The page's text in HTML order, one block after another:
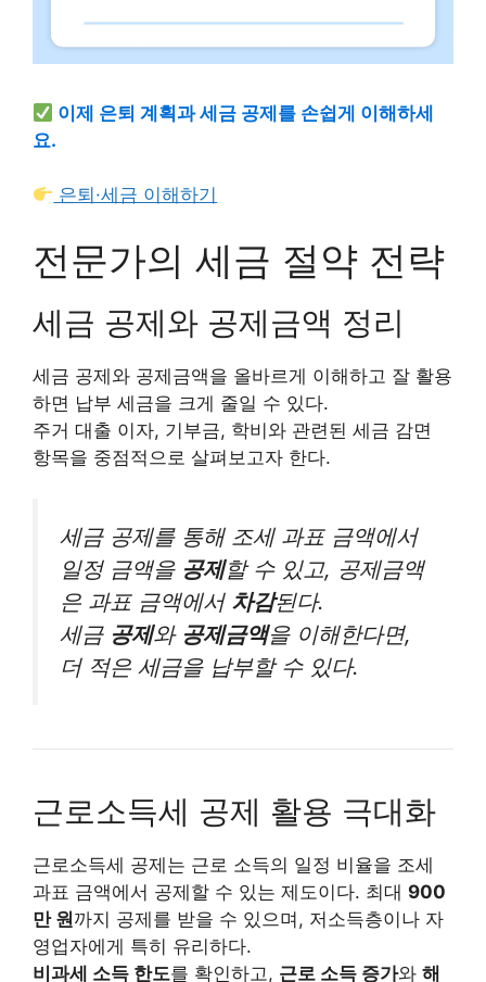
이제 은퇴 계획과 세금 공제를 손쉽게 이해하세
요.
은퇴·세금 이해하기
전문가의 세금 절약 전략
세금 공제와 공제금액 정리
세금 공제와 공제금액을 올바르게 이해하고 잘 활용
하면 납부 세금을 크게 줄일 수 있다.
주거 대출 이자, 기부금, 학비와 관련된 세금 감면
항목을 중점적으로 살펴보고자 한다.
세금 공제를 통해 조세 과표 금액에서
일정 금액을 공제할 수 있고, 공제금액
은 과표 금액에서 차감된다.
세금 공제와 공제금액을 이해한다면,
더 적은 세금을 납부할 수 있다.
근로소득세 공제 활용 극대화
근로소득세 공제는 근로 소득의 일정 비율을 조세
과표 금액에서 공제할 수 있는 제도이다. 최대 900
만 원까지 공제를 받을 수 있으며, 저소득층이나 자
영업자에게 특히 유리하다.
비과세 소득 한도를 확인하고, 근로 소득 증가와 해